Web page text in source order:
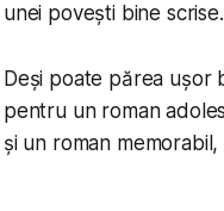
unei povești bine scrise.
Deși poate părea
pentru un roman
și un roman